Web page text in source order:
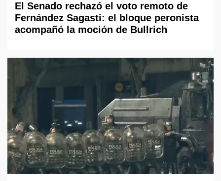
El Senado rechazó el voto remoto de
Fernández Sagasti: el bloque peronista
acompañó la moción de Bullrich